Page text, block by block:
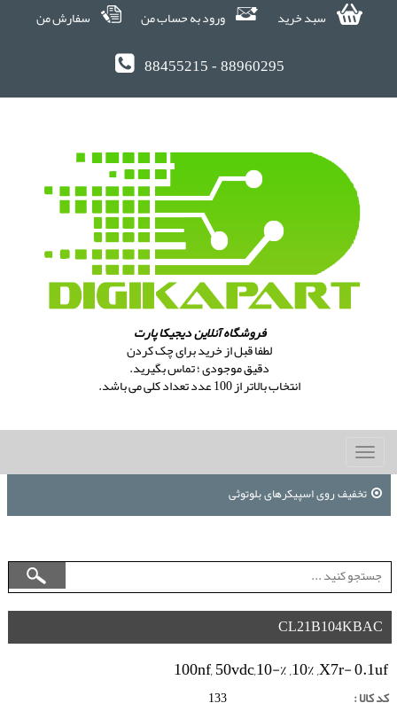
سبد خرید ورود به حساب من سفارش من
88455215 - 88960295
فروشگاه آنلاین دیجیکا پارت
لطفا قبل از خرید برای چک کردن
دقیق موجودی ؛ تماس بگیرید.
انتخاب بالاتر از 100 عدد تعداد کلی می باشد.
Toggle
navigation
تخفیف روی اسپیکرهای بلوتوثی
CL21B104KBAC
100nf, 50vdc,10-% ,10% ,X7r- 0.1uf
کد کالا :
133